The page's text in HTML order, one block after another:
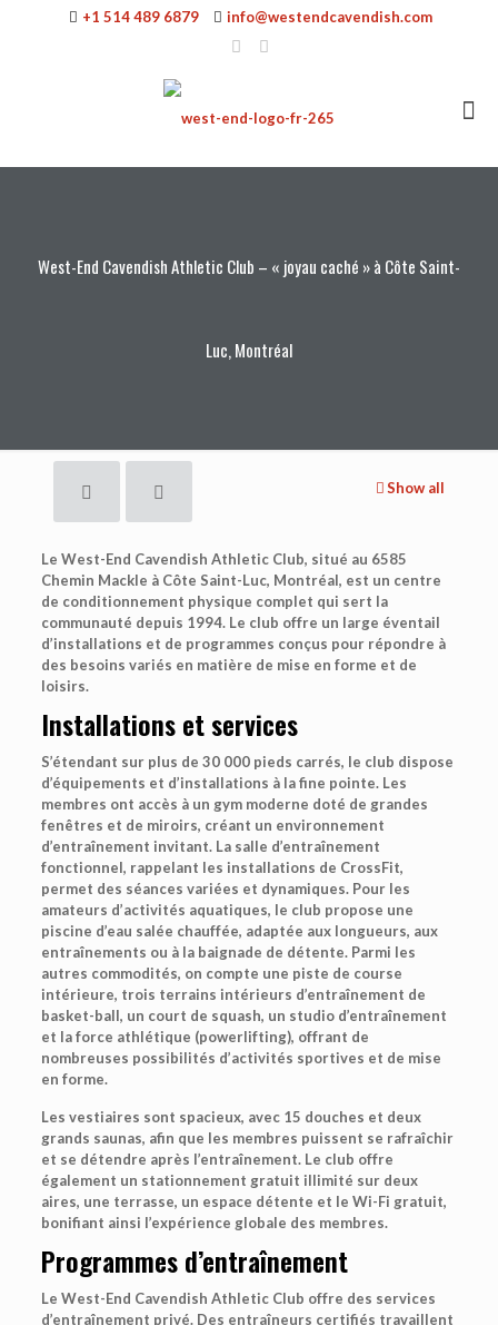
+1 514 489 6879 info@westendcavendish.com
West-End Cavendish Athletic Club – « joyau caché » à Côte Saint-
Luc, Montréal
Show all
Le West-End Cavendish Athletic Club, situé au 6585
Chemin Mackle à Côte Saint-Luc, Montréal, est un centre
de conditionnement physique complet qui sert la
communauté depuis 1994. Le club offre un large éventail
d’installations et de programmes conçus pour répondre à
des besoins variés en matière de mise en forme et de
loisirs.
Installations et services
S’étendant sur plus de 30 000 pieds carrés, le club dispose
d’équipements et d’installations à la fine pointe. Les
membres ont accès à un gym moderne doté de grandes
fenêtres et de miroirs, créant un environnement
d’entraînement invitant. La salle d’entraînement
fonctionnel, rappelant les installations de CrossFit,
permet des séances variées et dynamiques. Pour les
amateurs d’activités aquatiques, le club propose une
piscine d’eau salée chauffée, adaptée aux longueurs, aux
entraînements ou à la baignade de détente. Parmi les
autres commodités, on compte une piste de course
intérieure, trois terrains intérieurs d’entraînement de
basket-ball, un court de squash, un studio d’entraînement
et la force athlétique (powerlifting), offrant de
nombreuses possibilités d’activités sportives et de mise
en forme.
Les vestiaires sont spacieux, avec 15 douches et deux
grands saunas, afin que les membres puissent se rafraîchir
et se détendre après l’entraînement. Le club offre
également un stationnement gratuit illimité sur deux
aires, une terrasse, un espace détente et le Wi-Fi gratuit,
bonifiant ainsi l’expérience globale des membres.
Programmes d’entraînement
Le West-End Cavendish Athletic Club offre des services
d’entraînement privé. Des entraîneurs certifiés travaillent